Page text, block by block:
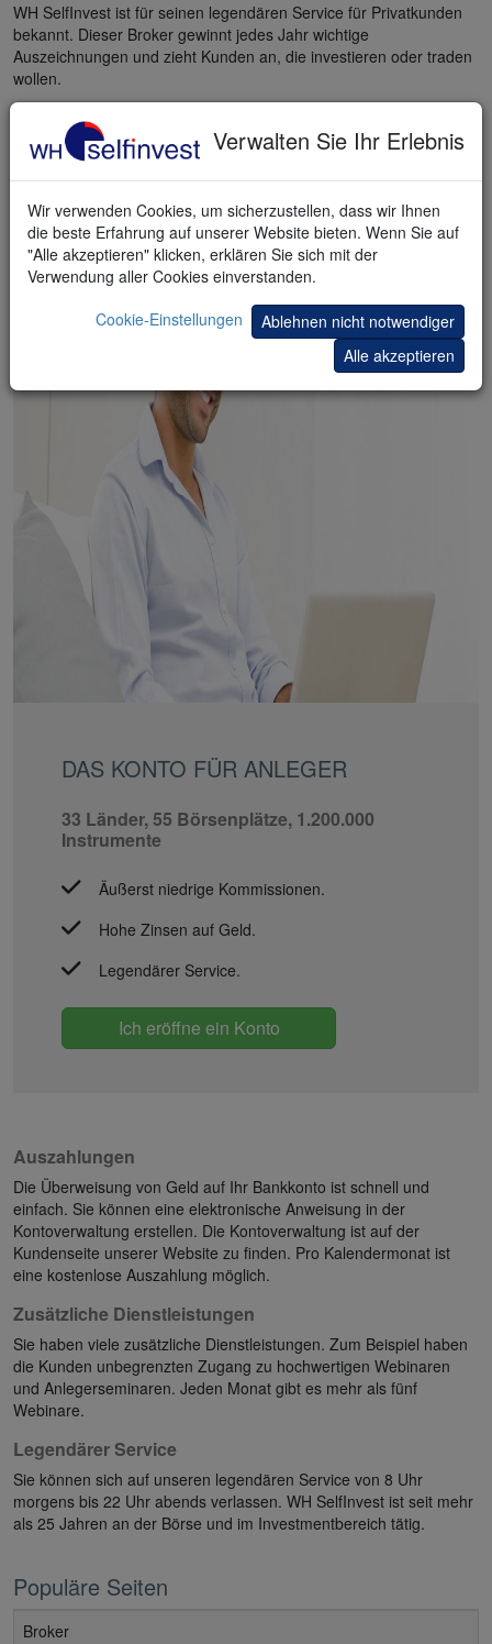
WH SelfInvest ist für seinen legendären Service für Privatkunden
bekannt. Dieser Broker gewinnt jedes Jahr wichtige
Auszeichnungen und zieht Kunden an, die investieren oder traden
wollen.
Eröffnen Sie ein Konto und
handeln Sie Penny Stocks
DAS KONTO FÜR ANLEGER
33 Länder, 55 Börsenplätze, 1.200.000
Instrumente
Äußerst niedrige Kommissionen.
Hohe Zinsen auf Geld.
Legendärer Service.
Ich eröffne ein Konto
Auszahlungen
Die Überweisung von Geld auf Ihr Bankkonto ist schnell und
einfach. Sie können eine elektronische Anweisung in der
Kontoverwaltung erstellen. Die Kontoverwaltung ist auf der
Kundenseite unserer Website zu finden. Pro Kalendermonat ist
eine kostenlose Auszahlung möglich.
Zusätzliche Dienstleistungen
Sie haben viele zusätzliche Dienstleistungen. Zum Beispiel haben
die Kunden unbegrenzten Zugang zu hochwertigen Webinaren
und Anlegerseminaren. Jeden Monat gibt es mehr als fünf
Webinare.
Legendärer Service
Sie können sich auf unseren legendären Service von 8 Uhr
morgens bis 22 Uhr abends verlassen. WH SelfInvest ist seit mehr
als 25 Jahren an der Börse und im Investmentbereich tätig.
Populäre Seiten
Broker
Verwalten Sie Ihr Erlebnis
Wir verwenden Cookies, um sicherzustellen, dass wir Ihnen
die beste Erfahrung auf unserer Website bieten. Wenn Sie auf
"Alle akzeptieren" klicken, erklären Sie sich mit der
Verwendung aller Cookies einverstanden.
Cookie-Einstellungen
Ablehnen nicht notwendiger
Alle akzeptieren